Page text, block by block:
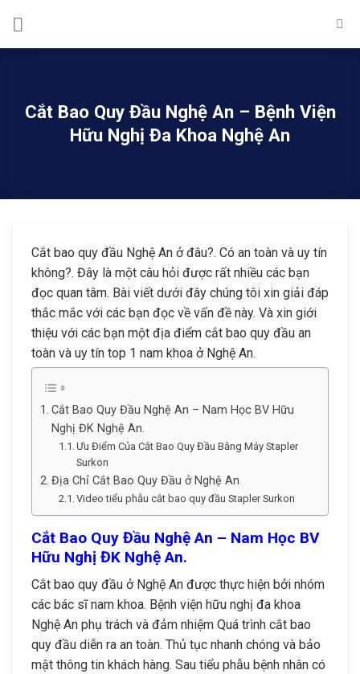
content
Cắt Bao Quy Đầu Nghệ An – Bệnh Viện
Hữu Nghị Đa Khoa Nghệ An
Cắt bao quy đầu Nghệ An ở đâu?. Có an toàn và uy tín
không?. Đây là một câu hỏi được rất nhiều các bạn
đọc quan tâm. Bài viết dưới đây chúng tôi xin giải đáp
thắc mắc với các bạn đọc về vấn đề này. Và xin giới
thiệu với các bạn một địa điểm cắt bao quy đầu an
toàn và uy tín top 1 nam khoa ở Nghệ An.
Cắt Bao Quy Đầu Nghệ An – Nam Học BV Hữu
Nghị ĐK Nghệ An.
Ưu Điểm Của Cắt Bao Quy Đầu Bằng Máy Stapler
Surkon
Địa Chỉ Cắt Bao Quy Đầu ở Nghệ An
Video tiểu phẫu cắt bao quy đầu Stapler Surkon
Cắt Bao Quy Đầu Nghệ An – Nam Học BV
Hữu Nghị ĐK Nghệ An.
Cắt bao quy đầu ở Nghệ An được thực hiện bởi nhóm
các bác sĩ nam khoa. Bệnh viện hữu nghị đa khoa
Nghệ An phụ trách và đảm nhiệm Quá trình cắt bao
quy đầu diễn ra an toàn. Thủ tục nhanh chóng và bảo
mật thông tin khách hàng. Sau tiểu phẫu bệnh nhân có